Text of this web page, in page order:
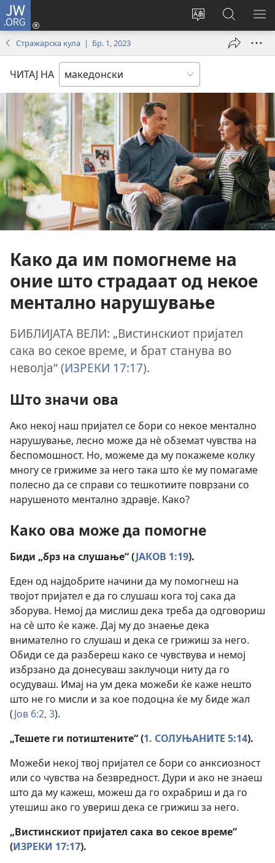
JW.ORG
Смени
јазикот
на
страницата
Најави
се
window)
на
JW.ORG/
Стражарска кула | Бр. 1, 2023
ЧИТАЈ НА
Како да им помогнеме на
оние што страдаат од некое
ментално нарушување
БИБЛИЈАТА ВЕЛИ: „Вистинскиот пријател
сака во секое време, и брат станува во
неволја“ (ИЗРЕКИ 17:17).
Што значи ова
Ако некој наш пријател се бори со некое ментално
нарушување, лесно може да нѐ обземат чувства на
беспомошност. Но, можеме да му покажеме колку
многу се грижиме за него така што ќе му помагаме
полесно да се справи со тешкотиите поврзани со
нарушеното ментално здравје. Како?
Како ова може да помогне
Биди „брз на слушање“ (ЈАКОВ 1:19).
Еден од најдобрите начини да му помогнеш на
твојот пријател е да го слушаш кога тој сака да
зборува. Немој да мислиш дека треба да одговориш
на сѐ што ќе каже. Дај му до знаење дека
внимателно го слушаш и дека се грижиш за него.
Обиди се да разбереш како се чувствува и немој
избрзано да донесуваш заклучоци ниту да го
осудуваш. Имај на ум дека можеби ќе каже нешто
што не го мисли и за кое подоцна ќе му биде жал
(Јов 6:2, 3).
„Тешете ги потиштените“ (1. СОЛУЊАНИТЕ 5:14).
Можеби некој твој пријател се бори со анксиозност
или со чувства на безвредност. Дури и ако не знаеш
што да му кажеш, можеш да го охрабриш и да го
утешиш ако го увериш дека се грижиш за него.
„Вистинскиот пријател сака во секое време“
(ИЗРЕКИ 17:17).